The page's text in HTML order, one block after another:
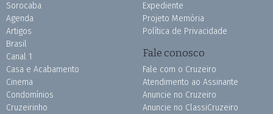
Sorocaba
Agenda
Artigos
Brasil
Canal 1
Casa e Acabamento
Cinema
Condomínios
Cruzeirinho
Expediente
Projeto Memória
Política de Privacidade
Fale conosco
Fale com o Cruzeiro
Atendimento ao Assinante
Anuncie no Cruzeiro
Anuncie no ClassiCruzeiro